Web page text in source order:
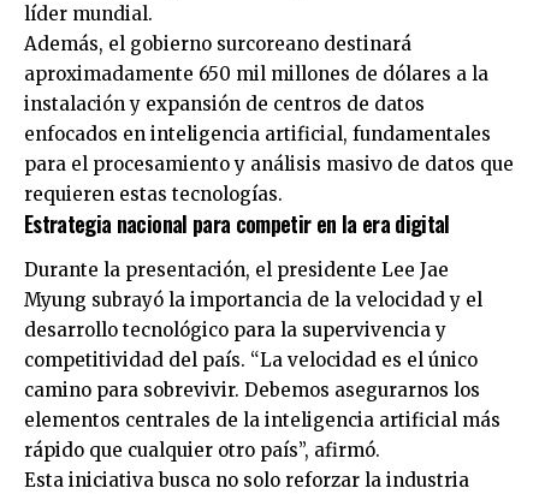
líder mundial.
Además, el gobierno surcoreano destinará
aproximadamente 650 mil millones de dólares a la
instalación y expansión de centros de datos
enfocados en inteligencia artificial, fundamentales
para el procesamiento y análisis masivo de datos que
requieren estas tecnologías.
Estrategia nacional para competir en la era digital
Durante la presentación, el presidente Lee Jae
Myung subrayó la importancia de la velocidad y el
desarrollo tecnológico para la supervivencia y
competitividad del país. “La velocidad es el único
camino para sobrevivir. Debemos asegurarnos los
elementos centrales de la inteligencia artificial más
rápido que cualquier otro país”, afirmó.
Esta iniciativa busca no solo reforzar la industria